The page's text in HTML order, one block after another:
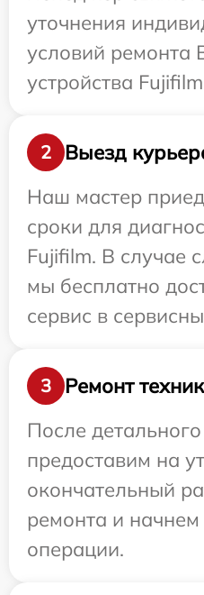
уточнения
условий ремонта
устройства
2
Выезд
Наш мастер
сроки для
Fujifilm. В случае
мы бесплатно
сервис в
3
Ремонт
После
предоставим на
окончательный
ремонта и
операции.